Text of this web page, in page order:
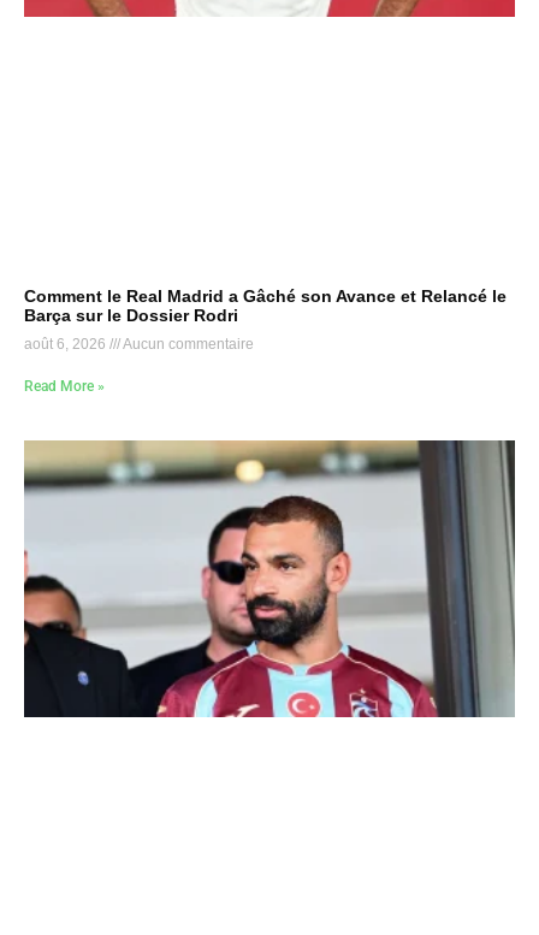
Comment le Real Madrid a Gâché son Avance et Relancé le
Barça sur le Dossier Rodri
août 6, 2026 Aucun commentaire
Read More »